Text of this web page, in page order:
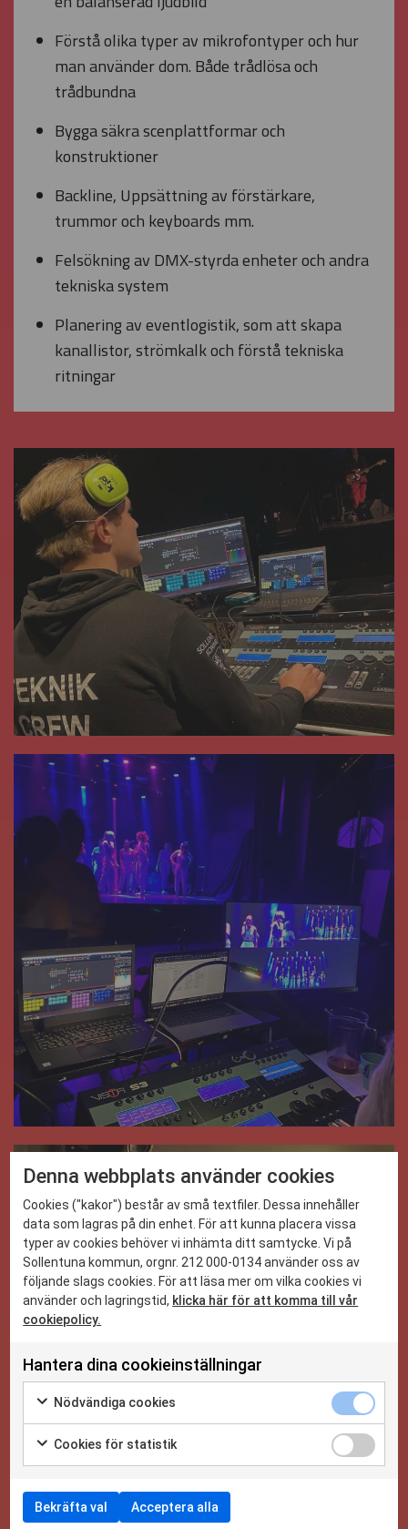
Förstå olika typer av mikrofontyper och hur
man använder dom. Både trådlösa och
trådbundna
Bygga säkra scenplattformar och
konstruktioner
Backline, Uppsättning av förstärkare,
trummor och keyboards mm.
Felsökning av DMX-styrda enheter och andra
tekniska system
Planering av eventlogistik, som att skapa
kanallistor, strömkalk och förstå tekniska
ritningar
Denna webbplats använder cookies
Cookies ("kakor") består av små textfiler. Dessa innehåller
data som lagras på din enhet. För att kunna placera vissa
typer av cookies behöver vi inhämta ditt samtycke. Vi på
Sollentuna kommun, orgnr. 212 000-0134 använder oss av
följande slags cookies. För att läsa mer om vilka cookies vi
använder och lagringstid, klicka här för att komma till vår
cookiepolicy.
Hantera dina cookieinställningar
Nödvändiga cookies
Cookies för statistik
Bekräfta val Acceptera alla